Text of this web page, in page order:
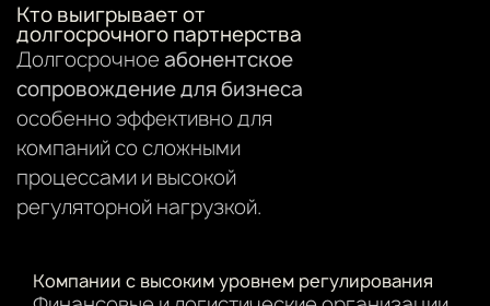
Кто выигрывает от
долгосрочного партнерства
Долгосрочное абонентское
сопровождение для бизнеса
особенно эффективно для
компаний со сложными
процессами и высокой
регуляторной нагрузкой.
Компании с высоким уровнем регулирования